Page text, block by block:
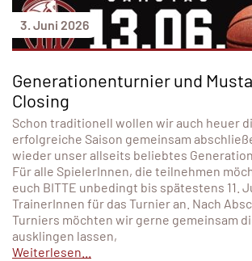
3. Juni 2026
Generationenturnier und
Closing
Schon traditionell wollen wir auch heuer
erfolgreiche Saison gemeinsam
wieder unser allseits beliebtes
Für alle SpielerInnen, die teilnehmen
euch BITTE unbedingt bis spätestens 11.
TrainerInnen für das Turnier an. Nach
Turniers möchten wir gerne gemeinsam
ausklingen lassen,
Weiterlesen...